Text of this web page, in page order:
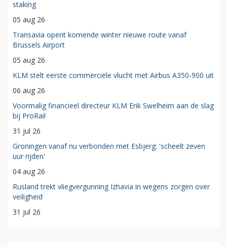
staking
05 aug 26
Transavia opent komende winter nieuwe route vanaf
Brussels Airport
05 aug 26
KLM stelt eerste commerciële vlucht met Airbus A350-900 uit
06 aug 26
Voormalig financieel directeur KLM Erik Swelheim aan de slag
bij ProRail
31 jul 26
Groningen vanaf nu verbonden met Esbjerg: 'scheelt zeven
uur rijden'
04 aug 26
Rusland trekt vliegvergunning Izhavia in wegens zorgen over
veiligheid
31 jul 26